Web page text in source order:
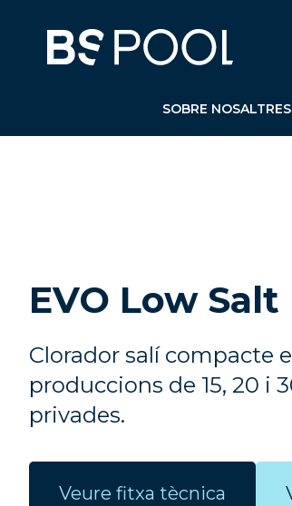
SOBRE NOSALTRES
EVO Low Salt
Clorador salí compacte
produccions de 15, 20 i
privades.
Veure fitxa tècnica